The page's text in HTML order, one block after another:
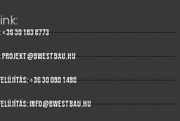
30 183 8773
+36 30 080 1480
info@bwestbau.hu